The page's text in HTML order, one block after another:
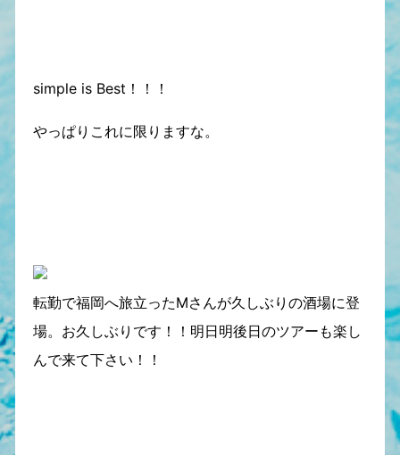
simple is Best！！！
やっぱりこれに限りますな。
転勤で福岡へ旅立ったMさんが久しぶりの酒場に登
場。お久しぶりです！！明日明後日のツアーも楽し
んで来て下さい！！